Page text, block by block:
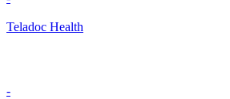
Teladoc Health
-